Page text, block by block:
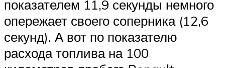
показателем 11,9 секунды немного
опережает своего соперника (12,6
секунд). А вот по показателю
расхода топлива на 100